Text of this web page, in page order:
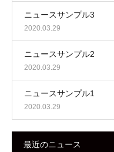
ニュースサンプル3
2020.03.29
ニュースサンプル2
2020.03.29
ニュースサンプル1
2020.03.29
最近のニュース